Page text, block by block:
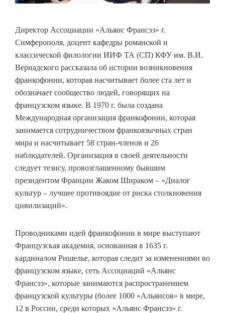
Директор Ассоциации «Альянс Франсэз» г.
Симферополя, доцент кафедры романской и
классической филологии ИИФ ТА (СП) КФУ им. В.И.
Вернадского рассказала об истории возникновения
франкофонии, которая насчитывает более ста лет и
обозначает сообщество людей, говорящих на
французском языке. В 1970 г. была создана
Международная организация франкофонии, которая
занимается сотрудничеством франкоязычных стран
мира и насчитывает 58 стран-членов и 26
наблюдателей. Организация в своей деятельности
следует тезису, провозглашенному бывшим
президентом Франции Жаком Шираком – «Диалог
культур – лучшее противоядие от риска столкновения
цивилизаций».
Проводниками идей франкофонии в мире выступают
Французская академия, основанная в 1635 г.
кардиналом Ришелье, которая следит за изменениями во
французском языке, сеть Ассоциаций «Альянс
Франсэз», которые занимаются распространением
французской культуры (более 1000 «Альянсов» в мире,
12 в России, среди которых «Альянс Франсэз» г.